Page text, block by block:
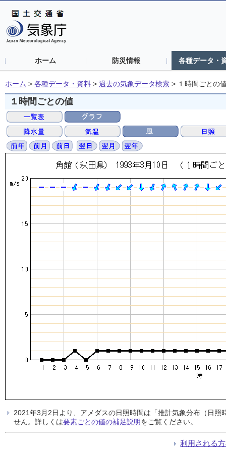
ホーム 防災情報 各種データ・
ホーム > 各種データ・資料 > 過去の気象データ検索 > １時間ごとの
１時間ごとの値
2021年3月2日より、アメダスの日照時間は「推計気象分布（日
せん。詳しくは要素ごとの値の補足説明をご覧ください。
利用される